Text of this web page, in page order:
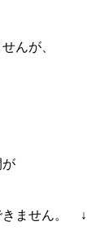
んが、
が
きません。 ↓